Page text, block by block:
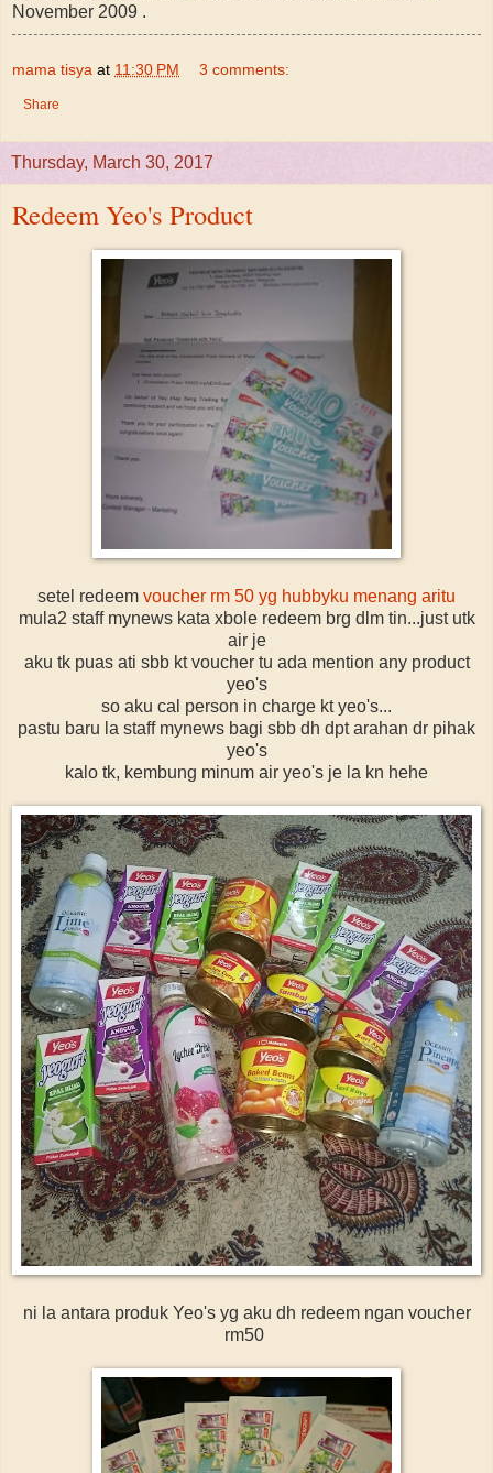
November 2009 .
mama tisya at 11:30 PM 3 comments:
Share
Thursday, March 30, 2017
Redeem Yeo's Product
setel redeem voucher rm 50 yg hubbyku menang aritu
mula2 staff mynews kata xbole redeem brg dlm tin...just utk
air je
aku tk puas ati sbb kt voucher tu ada mention any product
yeo's
so aku cal person in charge kt yeo's...
pastu baru la staff mynews bagi sbb dh dpt arahan dr pihak
yeo's
kalo tk, kembung minum air yeo's je la kn hehe
ni la antara produk Yeo's yg aku dh redeem ngan voucher
rm50